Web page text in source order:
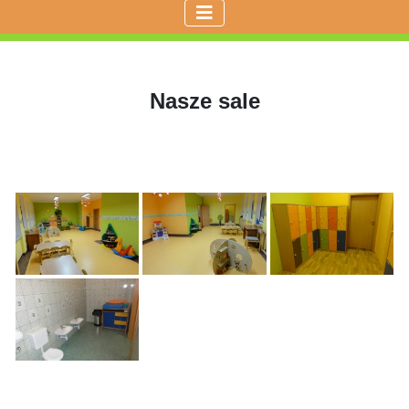
Nasze sale